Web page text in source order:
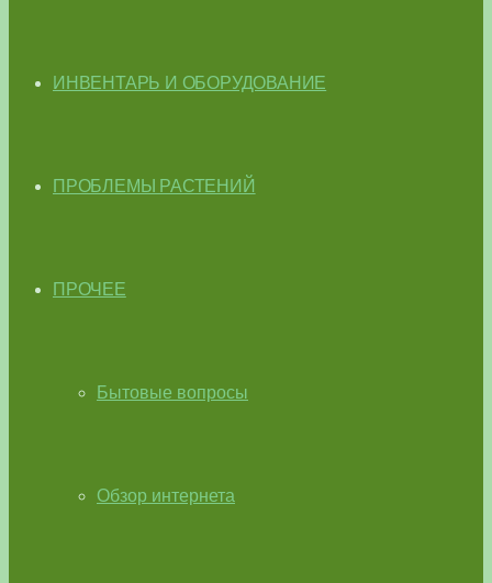
ИНВЕНТАРЬ И ОБОРУДОВАНИЕ
ПРОБЛЕМЫ РАСТЕНИЙ
ПРОЧЕЕ
Бытовые вопросы
Обзор интернета